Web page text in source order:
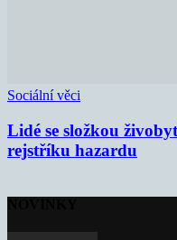
Sociální věci
Lidé se složkou
rejstříku hazardu